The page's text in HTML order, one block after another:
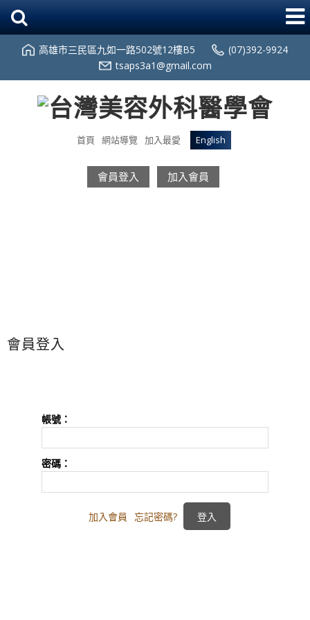
高雄市三民區九如一路502號12樓B5
(07)392-9924
tsaps3a1@gmail.com
首頁 網站導覽 加入最愛 English
會員登入 加入會員
會員登入
帳號：
密碼：
加入會員 忘記密碼?